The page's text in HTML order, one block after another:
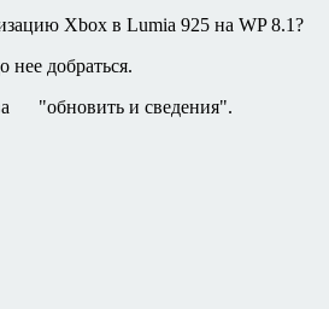
Xbox в Lumia 925 на WP 8.1?
нее добраться.
"обновить и сведения".